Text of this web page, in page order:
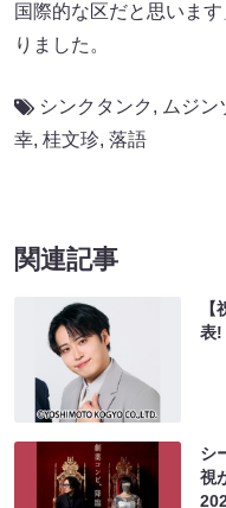
国際的な区だと思いま
りました。
シンクタンク , ムジン
幸, 桂文珍, 落語
関連記事
表
シ
視